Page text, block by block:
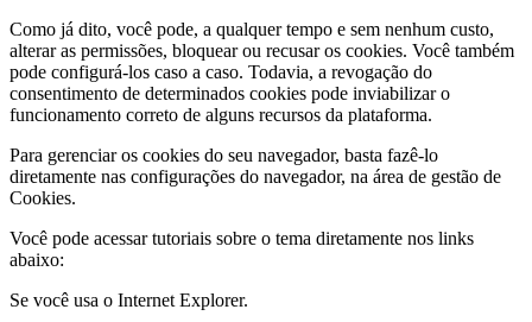
Como já dito, você pode, a qualquer tempo e sem nenhum custo,
alterar as permissões, bloquear ou recusar os cookies. Você também
pode configurá-los caso a caso. Todavia, a revogação do
consentimento de determinados cookies pode inviabilizar o
funcionamento correto de alguns recursos da plataforma.
Para gerenciar os cookies do seu navegador, basta fazê-lo
diretamente nas configurações do navegador, na área de gestão de
Cookies.
Você pode acessar tutoriais sobre o tema diretamente nos links
abaixo:
Se você usa o Internet Explorer.